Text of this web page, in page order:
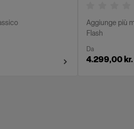
Aggiunge più
Flash
Da
4.299,00 kr.